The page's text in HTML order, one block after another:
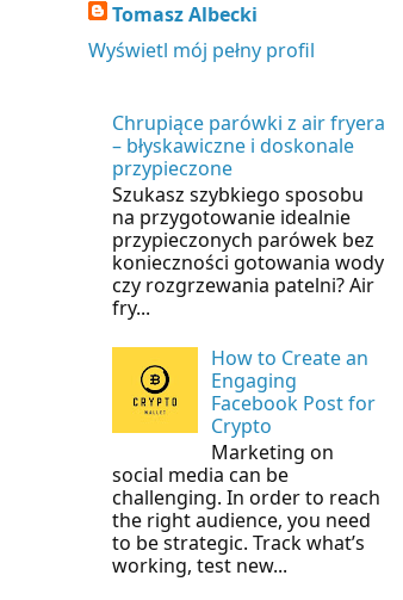
Tomasz Albecki
Wyświetl mój pełny profil
Chrupiące parówki z air fryera
– błyskawiczne i doskonale
przypieczone
Szukasz szybkiego sposobu
na przygotowanie idealnie
przypieczonych parówek bez
konieczności gotowania wody
czy rozgrzewania patelni? Air
fry...
How to Create an
Engaging
Facebook Post for
Crypto
Marketing on
social media can be
challenging. In order to reach
the right audience, you need
to be strategic. Track what’s
working, test new...